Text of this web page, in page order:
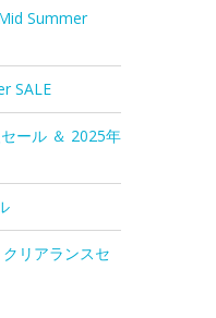
Summer
SALE
ール ＆ 2025年
リアランスセ